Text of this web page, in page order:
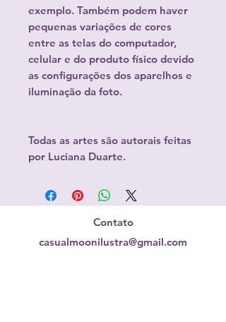
exemplo. Também podem haver
pequenas variações de cores
entre as telas do computador,
celular e do produto físico devido
as configurações dos aparelhos e
iluminação da foto.
Todas as artes são autorais feitas
por Luciana Duarte.
Contato
casualmoonilustra@gmail.com